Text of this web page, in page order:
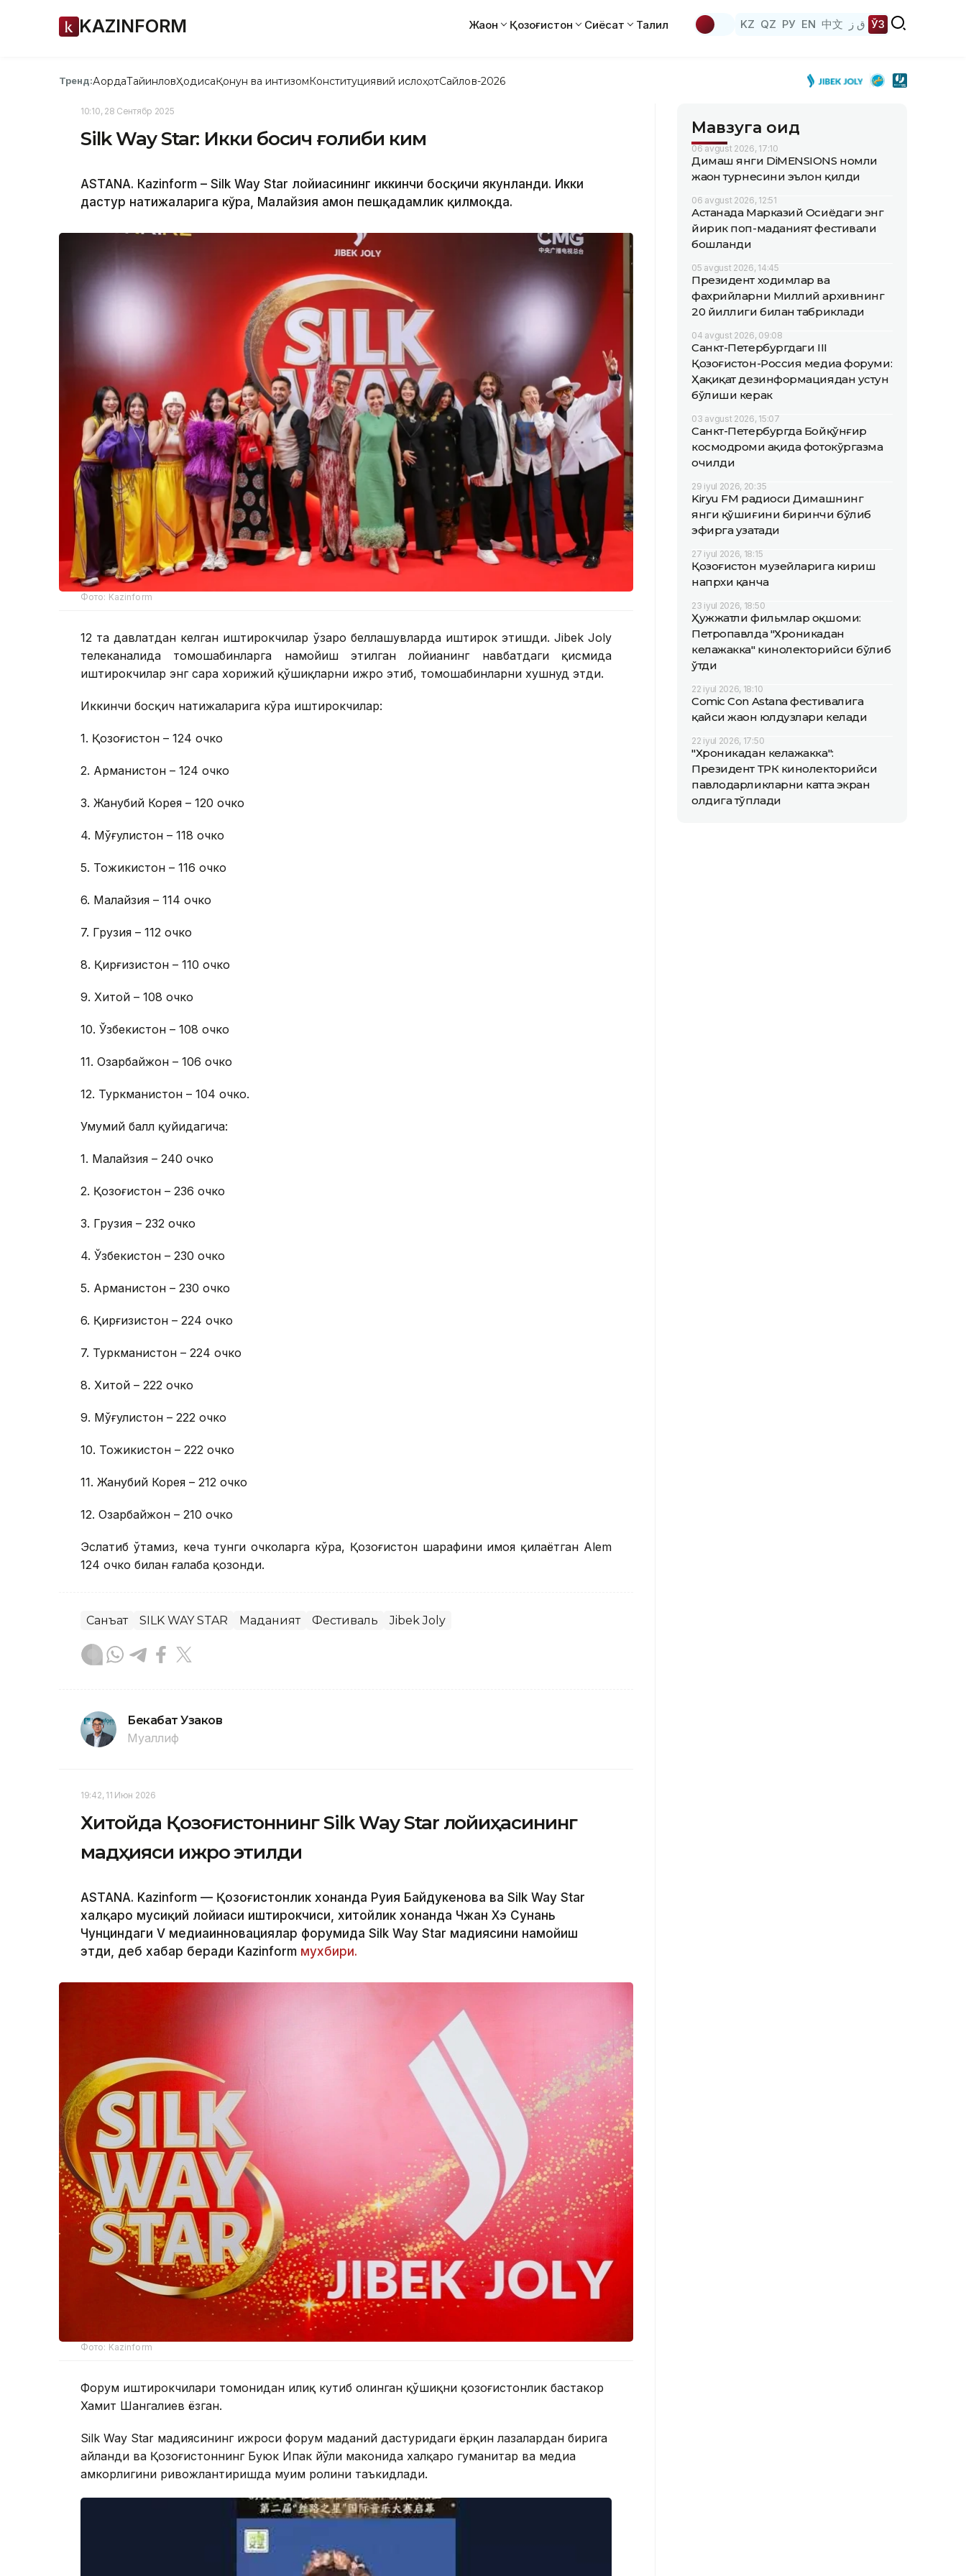
KAZINFORM Жаҳон Қозоғистон Сиёсат Таҳлил KZ QZ РУ EN 中文 ق ز ЎЗ
Тренд:АқордаТайинловҲодисаҚонун ва интизомКонституциявий ислоҳотСайлов-2026
10:10, 28 Сентябр 2025
Silk Way Star: Икки босқич ғолиби ким
ASTANА. Кazinform – Silk Way Star лойиҳасининг иккинчи босқичи якунланди. Икки
дастур натижаларига кўра, Малайзия ҳамон пешқадамлик қилмоқда.
Фото: Kazinform
12 та давлатдан келган иштирокчилар ўзаро беллашувларда иштирок этишди. Jibek Joly
телеканалида томошабинларга намойиш этилган лойиҳанинг навбатдаги қисмида
иштирокчилар энг сара хорижий қўшиқларни ижро этиб, томошабинларни хушнуд этди.
Иккинчи босқич натижаларига кўра иштирокчилар:
1. Қозоғистон – 124 очко
2. Арманистон – 124 очко
3. Жанубий Корея – 120 очко
4. Мўғулистон – 118 очко
5. Тожикистон – 116 очко
6. Малайзия – 114 очко
7. Грузия – 112 очко
8. Қирғизистон – 110 очко
9. Хитой – 108 очко
10. Ўзбекистон – 108 очко
11. Озарбайжон – 106 очко
12. Туркманистон – 104 очко.
Умумий балл қуйидагича:
1. Малайзия – 240 очко
2. Қозоғистон – 236 очко
3. Грузия – 232 очко
4. Ўзбекистон – 230 очко
5. Арманистон – 230 очко
6. Қирғизистон – 224 очко
7. Туркманистон – 224 очко
8. Хитой – 222 очко
9. Мўғулистон – 222 очко
10. Тожикистон – 222 очко
11. Жанубий Корея – 212 очко
12. Озарбайжон – 210 очко
Эслатиб ўтамиз, кеча тунги очколарга кўра, Қозоғистон шарафини ҳимоя қилаётган Аlem
124 очко билан ғалаба қозонди.
Санъат SILK WAY STAR Маданият Фестиваль Jibek Joly
Бекабат Узаков
Муаллиф
19:42, 11 Июн 2026
Хитойда Қозоғистоннинг Silk Way Star лойиҳасининг
мадҳияси ижро этилди
ASTANA. Kazinform — Қозоғистонлик хонанда Руҳия Байдукенова ва Silk Way Star
халқаро мусиқий лойиҳаси иштирокчиси, хитойлик хонанда Чжан Хэ Сунань
Чунциндаги V медиаинновациялар форумида Silk Way Star мадҳиясини намойиш
этди, деб хабар беради Kazinform мухбири.
Фото: Kazinform
Форум иштирокчилари томонидан илиқ кутиб олинган қўшиқни қозоғистонлик бастакор
Хамит Шангалиев ёзган.
Silk Way Star мадҳиясининг ижроси форум маданий дастуридаги ёрқин лаҳзалардан бирига
айланди ва Қозоғистоннинг Буюк Ипак йўли маконида халқаро гуманитар ва медиа
ҳамкорлигини ривожлантиришда муҳим ролини таъкидлади.
Мавзуга оид
06 avgust 2026, 17:10
Димаш янги DiMENSIONS номли
жаҳон турнесини эълон қилди
06 avgust 2026, 12:51
Астанада Марказий Осиёдаги энг
йирик поп-маданият фестивали
бошланди
05 avgust 2026, 14:45
Президент ходимлар ва
фахрийларни Миллий архивнинг
20 йиллиги билан табриклади
04 avgust 2026, 09:08
Санкт-Петербургдаги III
Қозоғистон-Россия медиа форуми:
Ҳақиқат дезинформациядан устун
бўлиши керак
03 avgust 2026, 15:07
Санкт-Петербургда Бойқўнғир
космодроми ҳақида фотокўргазма
очилди
29 iyul 2026, 20:35
Kiryu FM радиоси Димашнинг
янги қўшиғини биринчи бўлиб
эфирга узатади
27 iyul 2026, 18:15
Қозоғистон музейларига кириш
напрхи қанча
23 iyul 2026, 18:50
Ҳужжатли фильмлар оқшоми:
Петропавлда "Хроникадан
келажакка" кинолекторийси бўлиб
ўтди
22 iyul 2026, 18:10
Comic Con Astana фестивалига
қайси жаҳон юлдузлари келади
22 iyul 2026, 17:50
"Хроникадан келажакка":
Президент ТРК кинолекторийси
павлодарликларни катта экран
олдига тўплади